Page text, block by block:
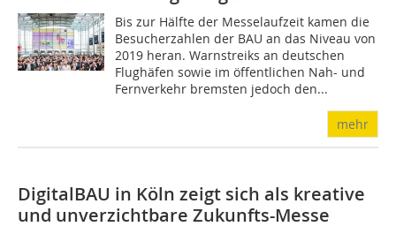
Bis zur Hälfte der Messelaufzeit kamen die
Besucherzahlen der BAU an das Niveau von
2019 heran. Warnstreiks an deutschen
Flughäfen sowie im öffentlichen Nah- und
Fernverkehr bremsten jedoch den...
mehr
DigitalBAU in Köln zeigt sich als kreative
und unverzichtbare Zukunfts-Messe